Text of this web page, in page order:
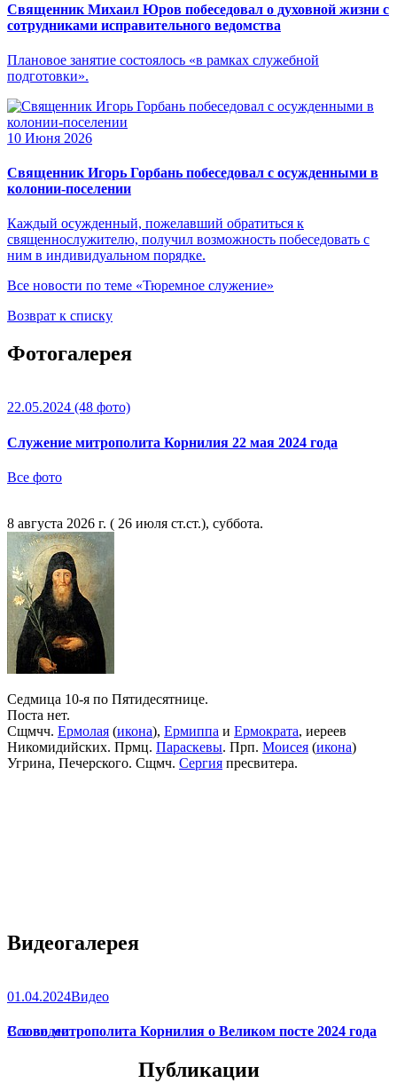
Священник Михаил Юров побеседовал о духовной жизни с
сотрудниками исправительного ведомства
Плановое занятие состоялось «в рамках служебной
подготовки».
10 Июня 2026
Священник Игорь Горбань побеседовал с осужденными в
колонии-поселении
Каждый осужденный, пожелавший обратиться к
священнослужителю, получил возможность побеседовать с
ним в индивидуальном порядке.
Все новости по теме «Тюремное служение»
Возврат к списку
Фотогалерея
22.05.2024 (48 фото)
Служение митрополита Корнилия 22 мая 2024 года
Все фото
8 августа 2026 г. ( 26 июля ст.ст.), суббота.
Седмица 10-я по Пятидесятнице.
Поста нет.
Сщмчч. Ермолая (икона), Ермиппа и Ермократа, иереев
Никомидийских. Прмц. Параскевы. Прп. Моисея (икона)
Угрина, Печерского. Сщмч. Сергия пресвитера.
Видеогалерея
01.04.2024Видео
Слово митрополита Корнилия о Великом посте 2024 года
Все видео
Публикации